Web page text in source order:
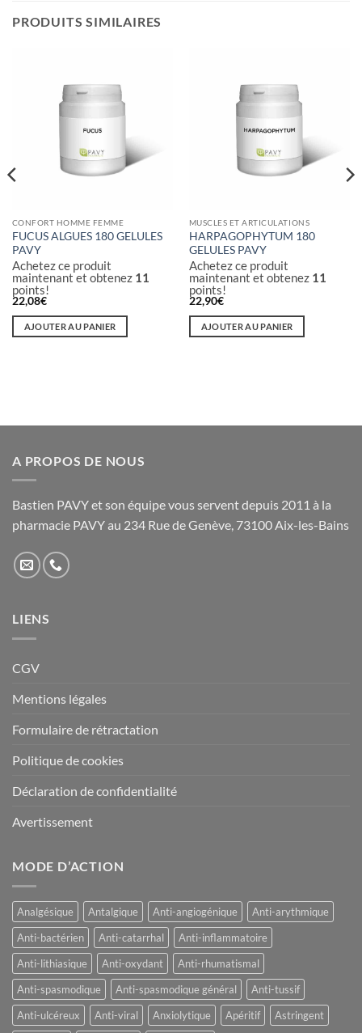
PRODUITS SIMILAIRES
CONFORT HOMME FEMME
FUCUS ALGUES 180 GELULES
PAVY
Achetez ce produit
maintenant et obtenez 11
points!
22,08€
AJOUTER AU PANIER
MUSCLES ET ARTICULATIONS
HARPAGOPHYTUM 180
GELULES PAVY
Achetez ce produit
maintenant et obtenez 11
points!
22,90€
AJOUTER AU PANIER
A PROPOS DE NOUS
Bastien PAVY et son équipe vous servent depuis 2011 à la
pharmacie PAVY au 234 Rue de Genève, 73100 Aix-les-Bains
LIENS
CGV
Mentions légales
Formulaire de rétractation
Politique de cookies
Déclaration de confidentialité
Avertissement
MODE D’ACTION
Analgésique Antalgique Anti-angiogénique
Anti-arythmique
Anti-bactérien
Anti-catarrhal
Anti-inflammatoire
Anti-lithiasique
Anti-oxydant
Anti-rhumatismal
Anti-spasmodique
Anti-spasmodique général
Anti-tussif
Anti-ulcéreux
Anti-viral Anxiolytique Apéritif
Astringent